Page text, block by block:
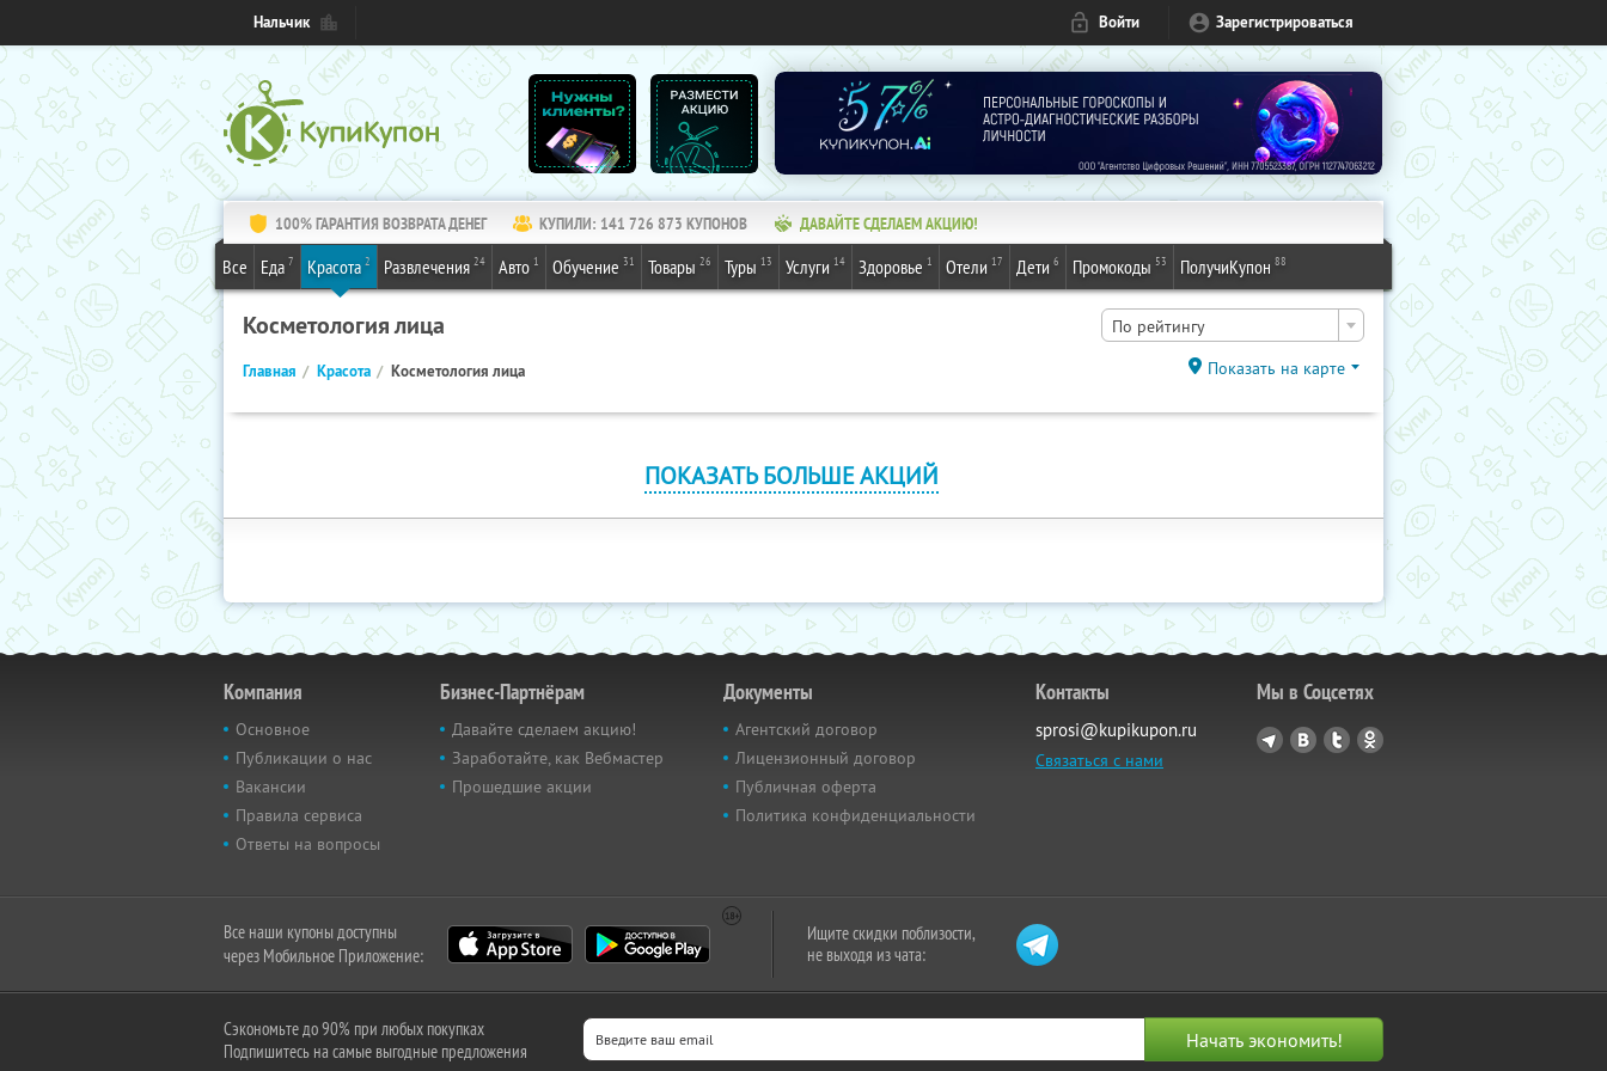
Нальчик Войти Зарегистрироваться
100% ГАРАНТИЯ ВОЗВРАТА ДЕНЕГ КУПИЛИ: 141 726 873 КУПОНОВ ДАВАЙТЕ СДЕЛАЕМ АКЦИЮ!
Все Еда 7 Красота 2 Развлечения 24 Авто 1 Обучение 31 Товары 26 Туры 13 Услуги 14 Здоровье 1 Отели 17 Дети 6 Промокоды 53 ПолучиКупон 88
Косметология лица По рейтингу
Главная Красота Косметология лица Показать на карте
ПОКАЗАТЬ БОЛЬШЕ АКЦИЙ
Компания
Основное
Публикации о нас
Вакансии
Правила сервиса
Ответы на вопросы
Бизнес-Партнёрам
Давайте сделаем акцию!
Заработайте, как Вебмастер
Прошедшие акции
Документы
Агентский договор
Лицензионный договор
Публичная оферта
Политика конфиденциальности
Контакты
sprosi@kupikupon.ru
Связаться с нами
Мы в Соцсетях
Все наши купоны доступны
через Мобильное Приложение:
Ищите скидки поблизости,
не выходя из чата:
Сэкономьте до 90% при любых покупках
Подпишитесь на самые выгодные предложения